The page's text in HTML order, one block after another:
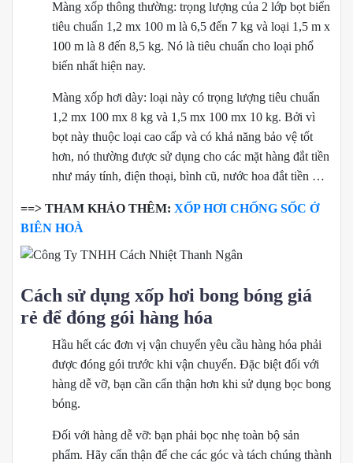
Màng xốp thông thường: trọng lượng của 2 lớp bọt biển
tiêu chuẩn 1,2 mx 100 m là 6,5 đến 7 kg và loại 1,5 m x
100 m là 8 đến 8,5 kg. Nó là tiêu chuẩn cho loại phổ
biến nhất hiện nay.
Màng xốp hơi dày: loại này có trọng lượng tiêu chuẩn
1,2 mx 100 mx 8 kg và 1,5 mx 100 mx 10 kg. Bởi vì
bọt này thuộc loại cao cấp và có khả năng bảo vệ tốt
hơn, nó thường được sử dụng cho các mặt hàng đắt tiền
như máy tính, điện thoại, bình cũ, nước hoa đắt tiền …
==> THAM KHẢO THÊM: XỐP HƠI CHỐNG SỐC Ở
BIÊN HOÀ
Cách sử dụng xốp hơi bong bóng giá
rẻ để đóng gói hàng hóa
Hầu hết các đơn vị vận chuyển yêu cầu hàng hóa phải
được đóng gói trước khi vận chuyển. Đặc biệt đối với
hàng dễ vỡ, bạn cần cẩn thận hơn khi sử dụng bọc bong
bóng.
Đối với hàng dễ vỡ: bạn phải bọc nhẹ toàn bộ sản
phẩm. Hãy cẩn thận để che các góc và tách chúng thành